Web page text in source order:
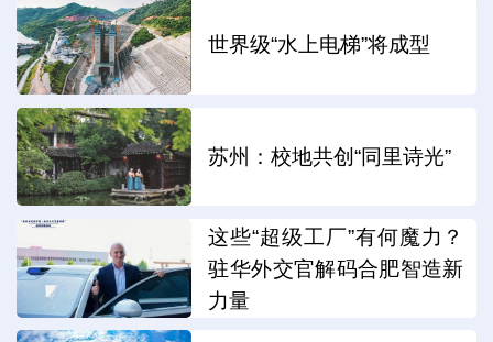
世界级“水上电梯”将成型
苏州：校地共创“同里诗光”
这些“超级工厂”有何魔力？
驻华外交官解码合肥智造新
力量